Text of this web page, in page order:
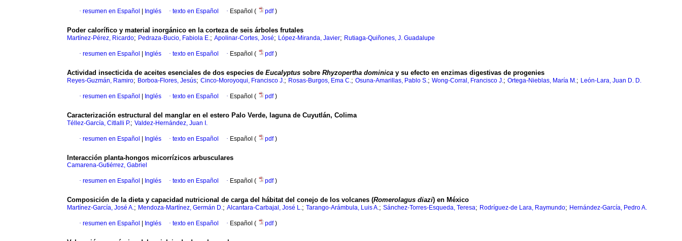
· resumen en Español Inglés · texto en Español · Español ( pdf)
Poder calorífico y material inorgánico en la corteza de seis árboles frutales
Martínez-Pérez, Ricardo; Pedraza-Bucio, Fabiola E.; Apolinar-Cortes, José; López-Miranda, Javier; Rutiaga-Quiñones, J. Guadalupe
· resumen en Español Inglés · texto en Español · Español ( pdf)
Actividad insecticida de aceites esenciales de dos especies de Eucalyptus sobre Rhyzopertha dominica y su efecto en enzimas digestivas de progenies
Reyes-Guzmán, Ramiro; Borboa-Flores, Jesús; Cinco-Moroyoqui, Francisco J.; Rosas-Burgos, Ema C.; Osuna-Amarillas, Pablo S.; Wong-Corral, Francisco J.; Ortega-Nieblas, María M.; León-Lara, Juan D. D.
· resumen en Español Inglés · texto en Español · Español ( pdf)
Caracterización estructural del manglar en el estero Palo Verde, laguna de Cuyutlán, Colima
Téllez-García, Citlalli P.; Valdez-Hernández, Juan I.
· resumen en Español Inglés · texto en Español · Español ( pdf)
Interacción planta-hongos micorrízicos arbusculares
Camarena-Gutiérrez, Gabriel
· resumen en Español Inglés · texto en Español · Español ( pdf)
Composición de la dieta y capacidad nutricional de carga del hábitat del conejo de los volcanes (Romerolagus diazi) en México
Martínez-García, José A.; Mendoza-Martínez, Germán D.; Alcantara-Carbajal, José L.; Tarango-Arámbula, Luis A.; Sánchez-Torres-Esqueda, Teresa; Rodríguez-de Lara, Raymundo; Hernández-García, Pedro A.
· resumen en Español Inglés · texto en Español · Español ( pdf)